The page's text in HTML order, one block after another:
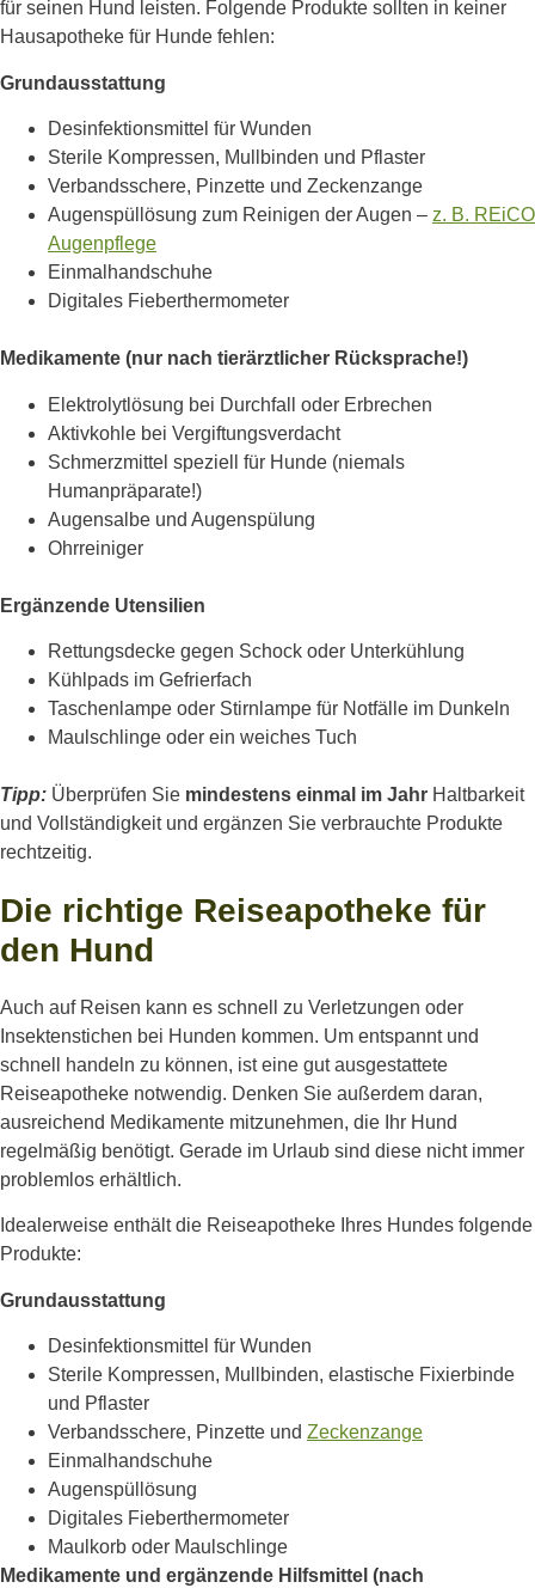
für seinen Hund leisten. Folgende Produkte sollten in keiner
Hausapotheke für Hunde fehlen:
Grundausstattung
Desinfektionsmittel für Wunden
Sterile Kompressen, Mullbinden und Pflaster
Verbandsschere, Pinzette und Zeckenzange
Augenspüllösung zum Reinigen der Augen – z. B. REiCO
Augenpflege
Einmalhandschuhe
Digitales Fieberthermometer
Medikamente (nur nach tierärztlicher Rücksprache!)
Elektrolytlösung bei Durchfall oder Erbrechen
Aktivkohle bei Vergiftungsverdacht
Schmerzmittel speziell für Hunde (niemals
Humanpräparate!)
Augensalbe und Augenspülung
Ohrreiniger
Ergänzende Utensilien
Rettungsdecke gegen Schock oder Unterkühlung
Kühlpads im Gefrierfach
Taschenlampe oder Stirnlampe für Notfälle im Dunkeln
Maulschlinge oder ein weiches Tuch
Tipp: Überprüfen Sie mindestens einmal im Jahr Haltbarkeit
und Vollständigkeit und ergänzen Sie verbrauchte Produkte
rechtzeitig.
Die richtige Reiseapotheke für
den Hund
Auch auf Reisen kann es schnell zu Verletzungen oder
Insektenstichen bei Hunden kommen. Um entspannt und
schnell handeln zu können, ist eine gut ausgestattete
Reiseapotheke notwendig. Denken Sie außerdem daran,
ausreichend Medikamente mitzunehmen, die Ihr Hund
regelmäßig benötigt. Gerade im Urlaub sind diese nicht immer
problemlos erhältlich.
Idealerweise enthält die Reiseapotheke Ihres Hundes folgende
Produkte:
Grundausstattung
Desinfektionsmittel für Wunden
Sterile Kompressen, Mullbinden, elastische Fixierbinde
und Pflaster
Verbandsschere, Pinzette und Zeckenzange
Einmalhandschuhe
Augenspüllösung
Digitales Fieberthermometer
Maulkorb oder Maulschlinge
Medikamente und ergänzende Hilfsmittel (nach